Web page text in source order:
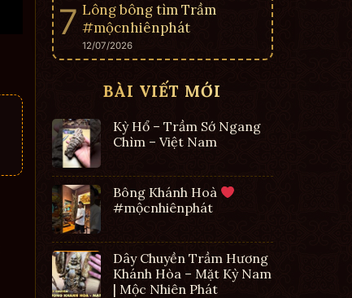
Lông bông tìm Trầm
#mộcnhiênphát
12/07/2026
BÀI VIẾT MỚI
Kỳ Hổ – Trầm Sớ Ngang
Chìm – Việt Nam
Bông Khánh Hoà
#mộcnhiênphát
Dây Chuyền Trầm Hương
Khánh Hòa – Mặt Kỳ Nam
| Mộc Nhiên Phát